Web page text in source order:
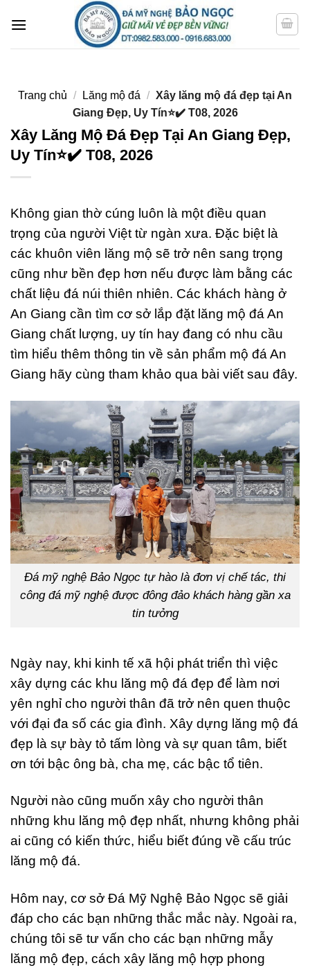
qua
Trang chủ / Lăng mộ đá / Xây lăng mộ đá đẹp tại An
Giang Đẹp, Uy Tín⭐️✔️ T08, 2026
Xây Lăng Mộ Đá Đẹp Tại An Giang Đẹp,
Uy Tín⭐️✔️ T08, 2026
Không gian thờ cúng luôn là một điều quan
trọng của người Việt từ ngàn xưa. Đặc biệt là
các khuôn viên lăng mộ sẽ trở nên sang trọng
cũng như bền đẹp hơn nếu được làm bằng các
chất liệu đá núi thiên nhiên. Các khách hàng ở
An Giang cần tìm cơ sở lắp đặt lăng mộ đá An
Giang chất lượng, uy tín hay đang có nhu cầu
tìm hiểu thêm thông tin về sản phẩm mộ đá An
Giang hãy cùng tham khảo qua bài viết sau đây.
Đá mỹ nghệ Bảo Ngọc tự hào là đơn vị chế tác, thi
công đá mỹ nghệ được đông đảo khách hàng gần xa
tin tưởng
Ngày nay, khi kinh tế xã hội phát triển thì việc
xây dựng các khu lăng mộ đá đẹp để làm nơi
yên nghỉ cho người thân đã trở nên quen thuộc
với đại đa số các gia đình. Xây dựng lăng mộ đá
đẹp là sự bày tỏ tấm lòng và sự quan tâm, biết
ơn tới bậc ông bà, cha mẹ, các bậc tổ tiên.
Người nào cũng muốn xây cho người thân
những khu lăng mộ đẹp nhất, nhưng không phải
ai cũng có kiến thức, hiểu biết đúng về cấu trúc
lăng mộ đá.
Hôm nay, cơ sở Đá Mỹ Nghệ Bảo Ngọc sẽ giải
đáp cho các bạn những thắc mắc này. Ngoài ra,
chúng tôi sẽ tư vấn cho các bạn những mẫy
lăng mộ đẹp, cách xây lăng mộ hợp phong